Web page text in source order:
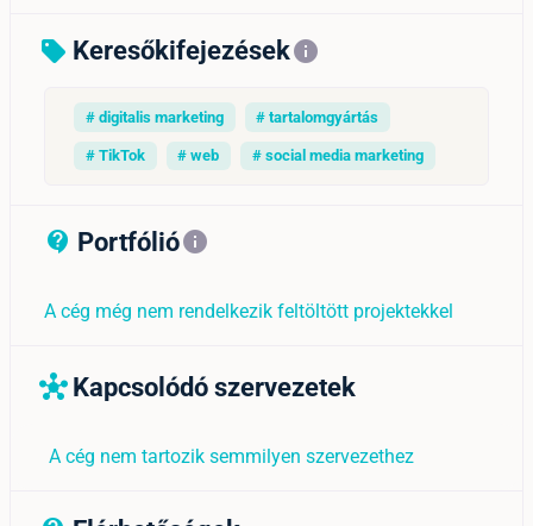
sell Keresőkifejezésekinfo
# digitalis marketing # tartalomgyártás
# TikTok # web # social media marketing
contact_support_outline
Portfólióinfo
A cég még nem rendelkezik feltöltött projektekkel
hub Kapcsolódó szervezetek
A cég nem tartozik semmilyen szervezethez